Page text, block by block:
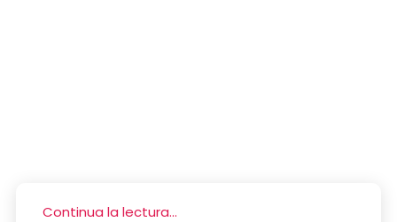
Continua la lectura...